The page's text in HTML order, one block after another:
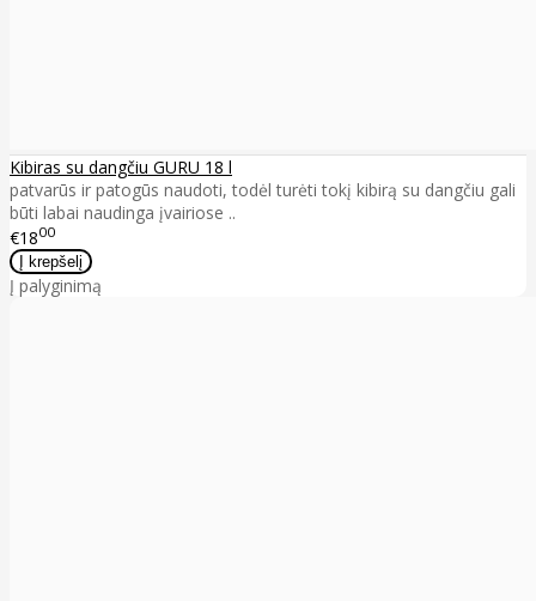
Kibiras su dangčiu GURU 18 l
patvarūs ir patogūs naudoti, todėl turėti tokį kibirą su dangčiu gali
būti labai naudinga įvairiose ..
€1800
Į palyginimą